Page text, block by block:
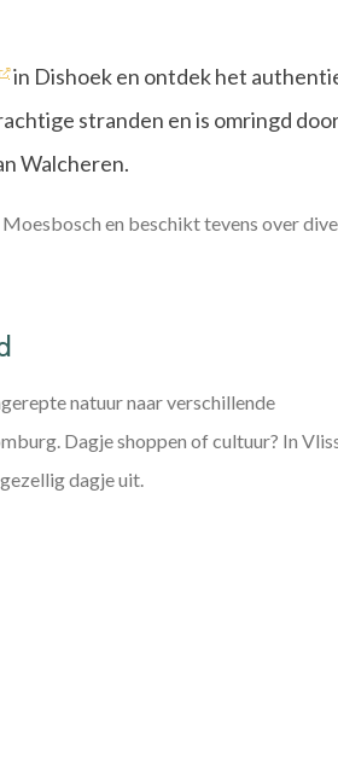
in Dishoek en ontdek het
stranden en is omringd
Walcheren.
en beschikt tevens over
natuur naar verschillende
Dagje shoppen of cultuur? In
dagje uit.